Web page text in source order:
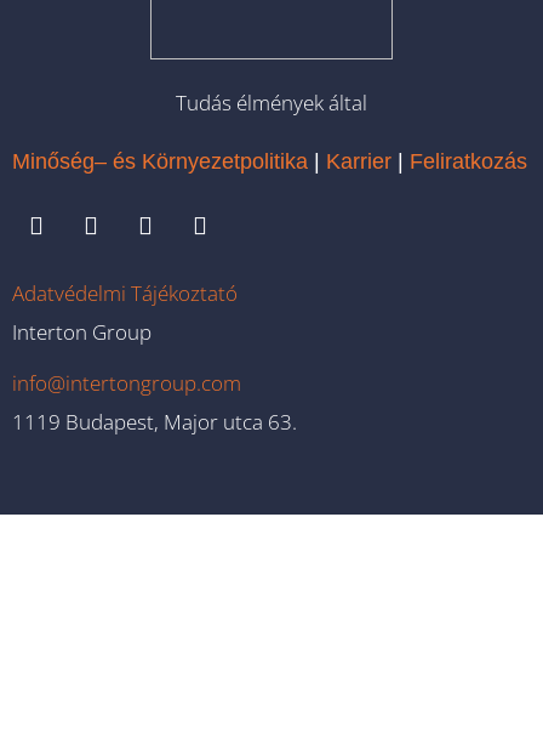
Tudás élmények által
Minőség– és Környezetpolitika | Karrier | Feliratkozás
Adatvédelmi Tájékoztató
Interton Group
info@intertongroup.com
1119 Budapest, Major utca 63.